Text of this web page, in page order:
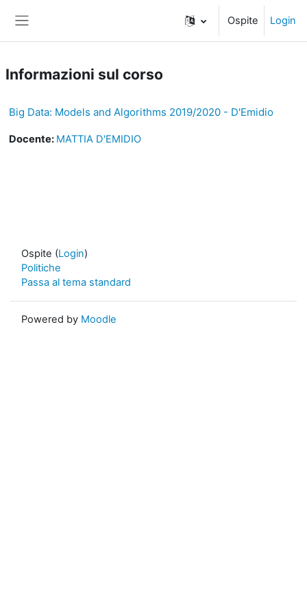
Ospite Login
Informazioni sul corso
Big Data: Models and Algorithms 2019/2020 - D'Emidio
Docente: MATTIA D'EMIDIO
Ospite (Login)
Politiche
Passa al tema standard
Powered by Moodle